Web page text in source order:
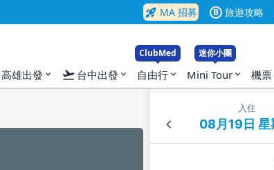
rocket_launch MA 招募 B 旅遊攻略
高雄出發 expand_more flight_takeoff 台中出發 expand_more
ClubMed
自由行 expand_more
迷你小團
Mini Tour expand_more 機票
入住